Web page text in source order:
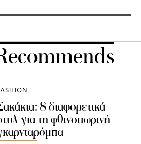
8 διαφορετικά
για τη φθινοπωρινή